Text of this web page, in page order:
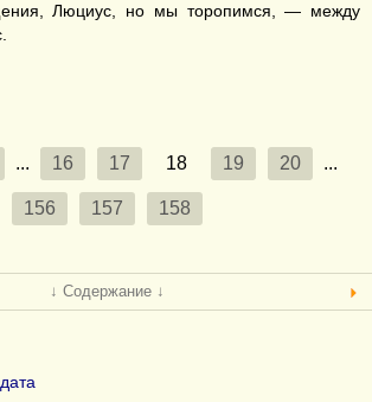
Люциус, но мы торопимся, — между
... 16 17 18 19 20 ...
156 157 158
↓ Содержание ↓